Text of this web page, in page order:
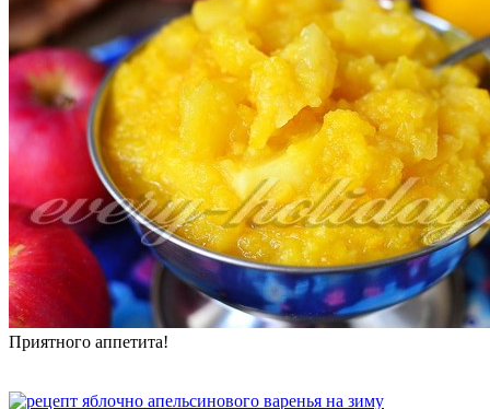
Приятного аппетита!